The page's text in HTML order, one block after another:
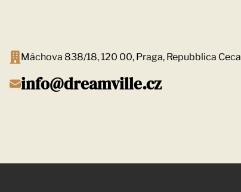
Máchova 838/18, 120 00, Praga, Repubblica Ceca
info@dreamville.cz